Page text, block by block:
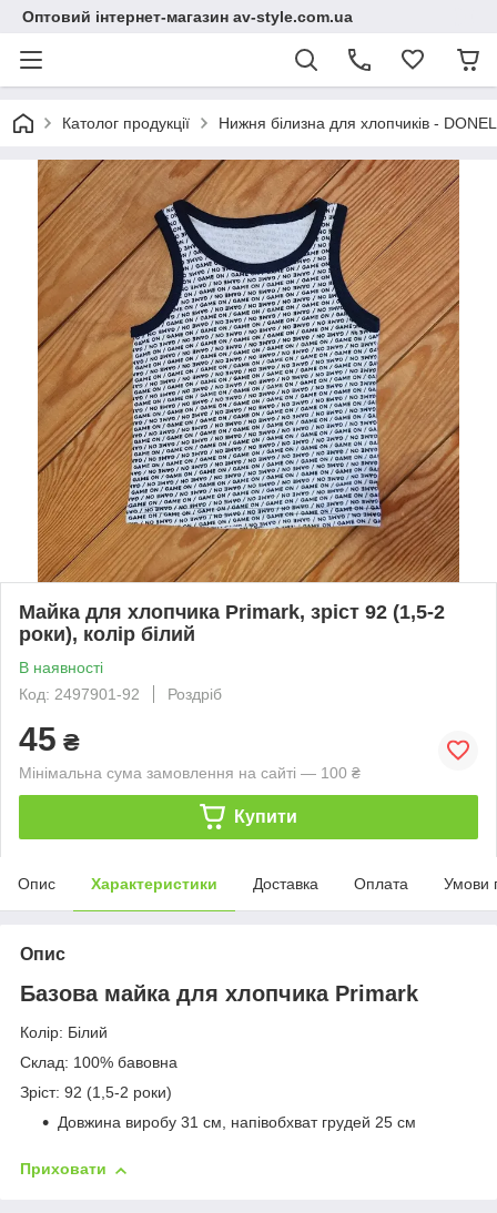
Оптовий інтернет-магазин av-style.com.ua
Католог продукції Нижня білизна для хлопчиків -
Майка для хлопчика Primark, зріст 92 (1,5-2
роки), колір білий
В наявності
Код: 2497901-92
Роздріб
45 ₴
Мінімальна сума замовлення на сайті — 100 ₴
Купити
Опис Характеристики Доставка Оплата Умови
Опис
Базова майка для хлопчика Primark
Колір: Білий
Склад: 100% бавовна
Зріст: 92 (1,5-2 роки)
Довжина виробу 31 см, напівобхват грудей 25 см
Приховати